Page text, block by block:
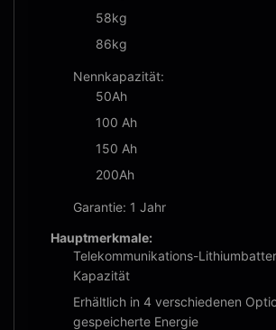
58kg
86kg
Nennkapazität:
50Ah
100 Ah
150 Ah
200Ah
Garantie: 1 Jahr
Hauptmerkmale:
Telekommunikations-
Kapazität
Erhältlich in 4 verschiedenen
gespeicherte Energie